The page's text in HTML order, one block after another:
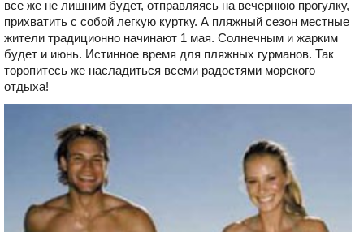
все же не лишним будет, отправляясь на вечернюю прогулку,
прихватить с собой легкую куртку. А пляжный сезон местные
жители традиционно начинают 1 мая. Солнечным и жарким
будет и июнь. Истинное время для пляжных гурманов. Так
торопитесь же насладиться всеми радостями морского
отдыха!